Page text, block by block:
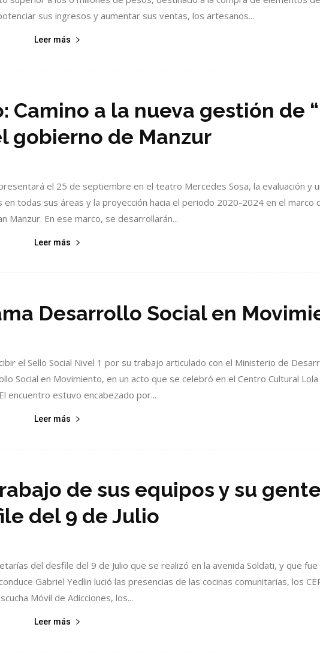
sus ingresos y aumentar sus ventas, los artesanos...
Leer más
Camino a la nueva gestión de
gobierno de Manzur
el 25 de septiembre en el teatro Mercedes Sosa, la evaluación y
todas sus áreas y la proyección hacia el periodo 2020-2024 en el marco
Manzur. En ese marco, se desarrollarán...
Leer más
Desarrollo Social en
el Sello Social Nivel 1 por su trabajo articulado con el Ministerio de
Social en Movimiento, en un acto que se celebró en el Centro Cultural
encuentro estuvo encabezado por...
Leer más
de sus equipos y su
del 9 de Julio
del desfile del 9 de Julio que se realizó en la avenida Soldati, y que
Gabriel Yedlin lució las presencias de las cocinas comunitarias, los
Móvil de Adicciones, los...
Leer más